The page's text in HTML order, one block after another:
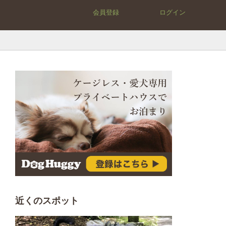
会員登録 ログイン
近くのスポット